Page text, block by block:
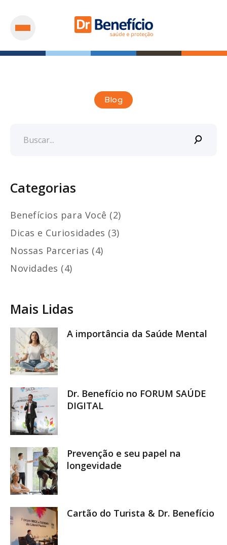
Blog
Categorias
Benefícios para Você (2)
Dicas e Curiosidades (3)
Nossas Parcerias (4)
Novidades (4)
Mais Lidas
A importância da Saúde Mental
Dr. Benefício no FORUM SAÚDE
DIGITAL
Prevenção e seu papel na
longevidade
Cartão do Turista & Dr. Benefício